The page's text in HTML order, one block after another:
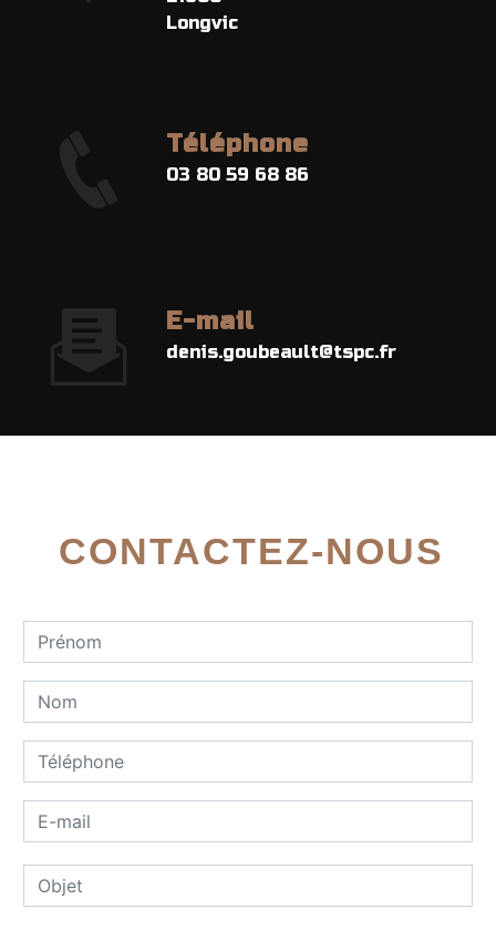
Longvic
Téléphone
03 80 59 68 86
E-mail
denis.goubeault@tspc.fr
CONTACTEZ-NOUS